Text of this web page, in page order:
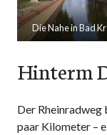
Die Nahe in Bad
Hinterm
Der Rheinradweg
paar Kilometer –